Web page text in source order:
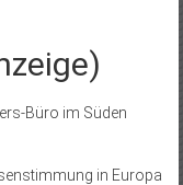
Büro im Süden
in Europa